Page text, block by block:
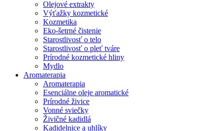
Olejové extrakty
Výťažky kozmetické
Kozmetika
Eko-šetrné čistenie
Starostlivosť o telo
Starostlivosť o pleť tváre
Prírodné kozmetické hliny
Mydlo
Aromaterapia
Aromaterapia
Esenciálne oleje aromatické
Prírodné živice
Vonné sviečky
Živičné kadidlá
Kadidelnice a uhlíky